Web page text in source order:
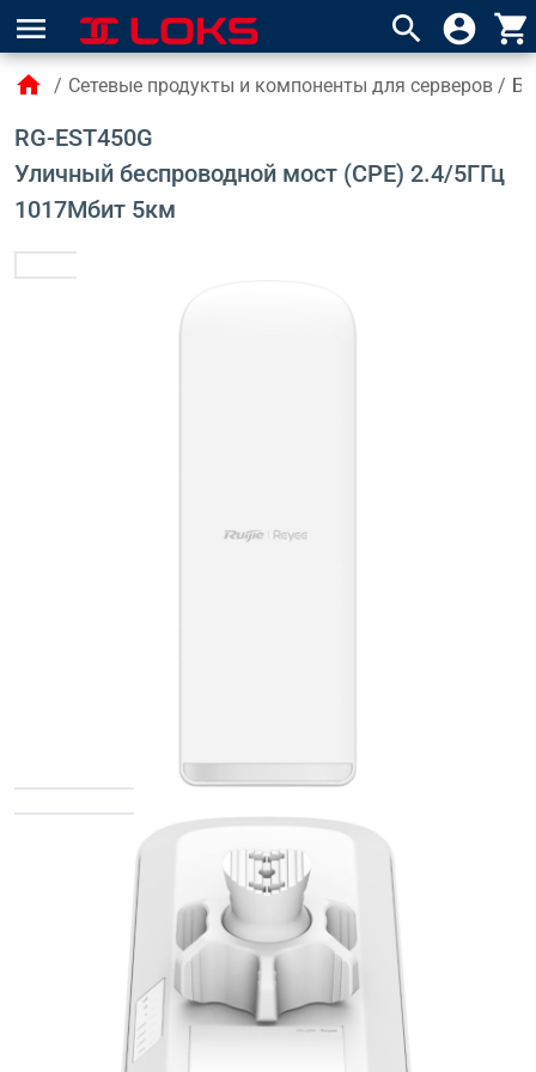
menu search account_circle shopping_cart
home / Сетевые продукты и компоненты для серверов /
RG-EST450G
Уличный беспроводной мост (CPE) 2.4/5ГГц
1017Mбит 5км